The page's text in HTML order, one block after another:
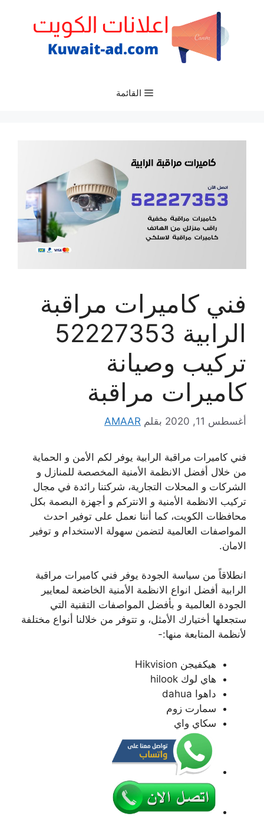
القائمة
فني كاميرات مراقبة
الرابية 52227353
تركيب وصيانة
كاميرات مراقبة
أغسطس 11, 2020 بقلم AMAAR
فني كاميرات مراقبة الرابية يوفر لكم الأمن و الحماية
من خلال أفضل الانظمة الأمنية المخصصة للمنازل و
الشركات و المحلات التجارية، شركتنا رائدة في مجال
تركيب الانظمة الأمنية و الانتركم و أجهزة البصمة بكل
محافظات الكويت، كما أننا نعمل على توفير احدث
المواصفات العالمية لتضمن سهولة الاستخدام و توفير
الامان.
انطلاقاً من سياسة الجودة يوفر فني كاميرات مراقبة
الرابية أفضل انواع الانظمة الأمنية الخاضعة لمعايير
الجودة العالمية و بأفضل المواصفات التقنية التي
ستجعلها أختيارك الأمثل، و تتوفر من خلالنا أنواع مختلفة
لأنظمة المتابعة منها:-
هيكفيجن Hikvision
هاي لوك hilook
داهوا dahua
سمارت زوم
سكاي واي